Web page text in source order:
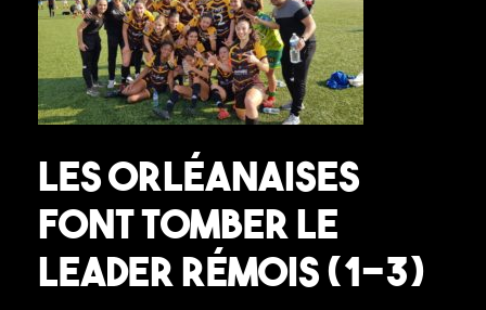
Les orléanaises
font tomber le
leader rémois (1-3)